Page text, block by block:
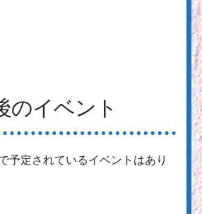
のイベント
予定されているイベントはあり